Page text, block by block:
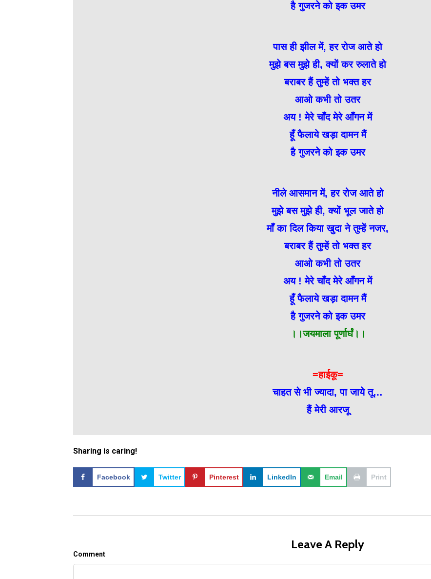
है गुजरने को इक उमर
पास ही झील में, हर रोज आते हो
मुझे बस मुझे ही, क्यों कर रुलाते हो
बराबर हैं तुम्हें तो भक्त हर
आओ कभी तो उतर
अय ! मेरे चाँद मेरे आँगन में
हूँ फैलाये खड़ा दामन मैं
है गुजरने को इक उमर
नीले आसमान में, हर रोज आते हो
मुझे बस मुझे ही, क्यों भूल जाते हो
माँ का दिल किया खुदा ने तुम्हें नजर,
बराबर हैं तुम्हें तो भक्त हर
आओ कभी तो उतर
अय ! मेरे चाँद मेरे आँगन में
हूँ फैलाये खड़ा दामन मैं
है गुजरने को इक उमर
।।जयमाला पूर्णार्घं।।
=हाईकू=
चाहत से भी ज्यादा, पा जाये तू…
हैं मेरी आरजू
Sharing is caring!
Facebook Twitter Pinterest LinkedIn Email Print
Leave A Reply
Comment